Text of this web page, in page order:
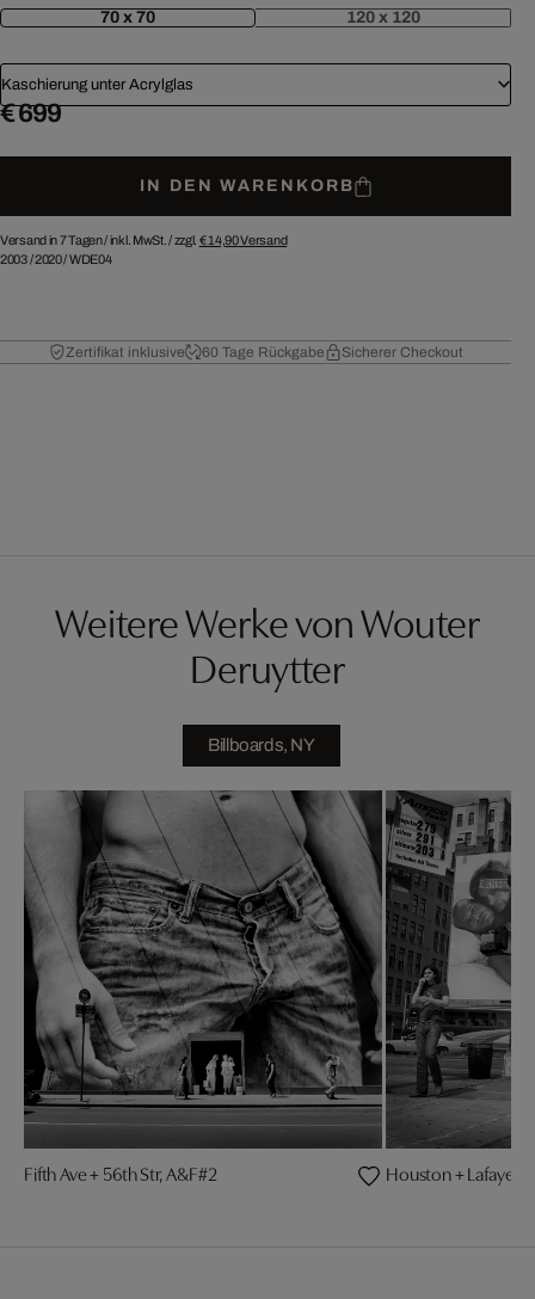
70 x 70 120 x 120
Kaschierung unter Acrylglas
€ 699
IN DEN WARENKORB
Versand in 7 Tagen /inkl. MwSt. / zzgl. € 14,90Versand
2003/2020/WDE04
Zertifikat inklusive 60 Tage Rückgabe Sicherer Checkout
Weitere Werke von Wouter
Deruytter
Billboards, NY
Fifth Ave + 56th Str, A&F#2 Houston +